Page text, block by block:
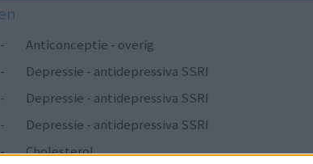
-
Anticonceptie - overig
-
Depressie - antidepressiva SSRI
-
Depressie - antidepressiva SSRI
-
Depressie - antidepressiva SSRI
-
Cholesterol